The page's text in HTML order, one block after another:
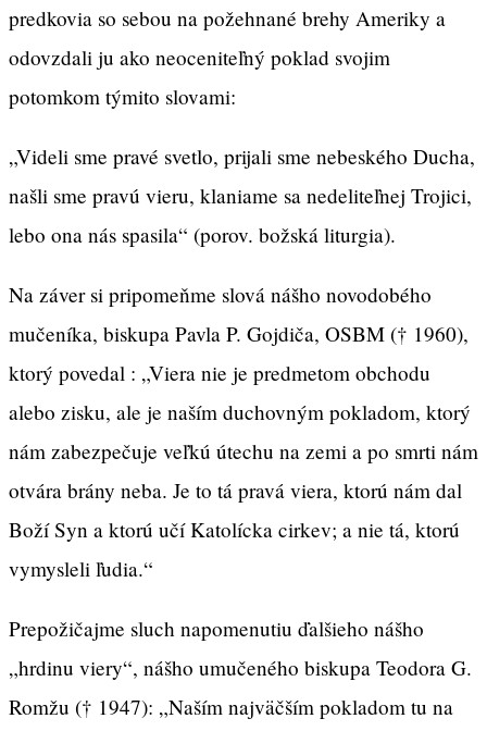
predkovia so sebou na požehnané brehy Ameriky a
odovzdali ju ako neoceniteľný poklad svojim
potomkom týmito slovami:
„Videli sme pravé svetlo, prijali sme nebeského Ducha,
našli sme pravú vieru, klaniame sa nedeliteľnej Trojici,
lebo ona nás spasila“ (porov. božská liturgia).
Na záver si pripomeňme slová nášho novodobého
mučeníka, biskupa Pavla P. Gojdiča, OSBM († 1960),
ktorý povedal : „Viera nie je predmetom obchodu
alebo zisku, ale je naším duchovným pokladom, ktorý
nám zabezpečuje veľkú útechu na zemi a po smrti nám
otvára brány neba. Je to tá pravá viera, ktorú nám dal
Boží Syn a ktorú učí Katolícka cirkev; a nie tá, ktorú
vymysleli ľudia.“
Prepožičajme sluch napomenutiu ďalšieho nášho
„hrdinu viery“, nášho umučeného biskupa Teodora G.
Romžu († 1947): „Naším najväčším pokladom tu na